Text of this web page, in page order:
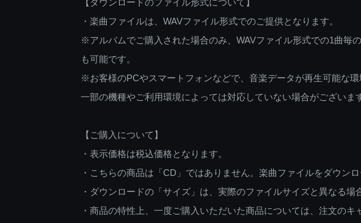
・楽曲ファイルは、WAVファイル形式でのご提供となります。
※アルバムでご購入された場合のみ、WAVファイル形式での1曲毎
も可能です。
※お客様のPCやスマートフォンなどで、音楽データが再生可能な
一部の機種やご利用環境によっては対応していない場合がございま
【ご購入について】
・表示価格は税込価格となります。
・こちらの商品は「CD」ではありません。楽曲ファイルをダウン
・ダウンロードの「サイズ」は、実際のファイルサイズと異なる場
・商品の特性上、一度ご購入いただいた商品については、注文のキ